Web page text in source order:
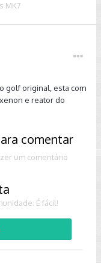
MK7
golf original, esta com
e reator do
comentar
um comentário
É fácil!